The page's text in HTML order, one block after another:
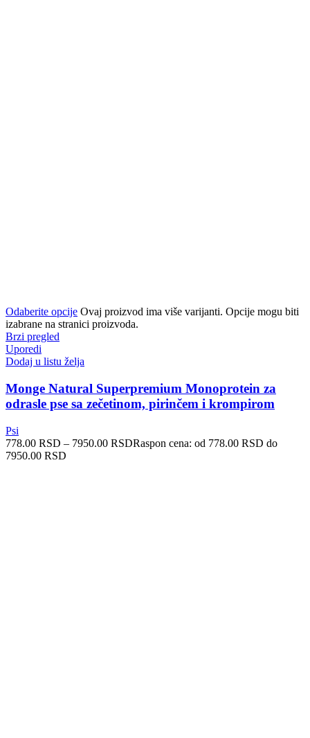
Odaberite opcije Ovaj proizvod ima više varijanti. Opcije mogu biti
izabrane na stranici proizvoda.
Brzi pregled
Uporedi
Dodaj u listu želja
Monge Natural Superpremium Monoprotein za
odrasle pse sa zečetinom, pirinčem i krompirom
Psi
778.00 RSD – 7950.00 RSDRaspon cena: od 778.00 RSD do
7950.00 RSD